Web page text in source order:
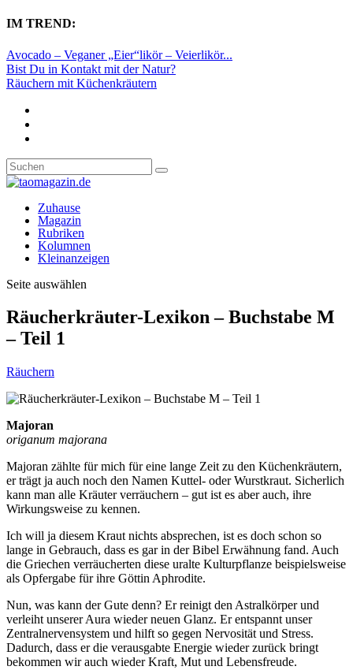
IM TREND:
Avocado – Veganer „Eier“likör – Veierlikör...
Bist Du in Kontakt mit der Natur?
Räuchern mit Küchenkräutern
Zuhause
Magazin
Rubriken
Kolumnen
Kleinanzeigen
Seite auswählen
Räucherkräuter-Lexikon – Buchstabe M
– Teil 1
Räuchern
Majoran
origanum majorana
Majoran zählte für mich für eine lange Zeit zu den Küchenkräutern,
er trägt ja auch noch den Namen Kuttel- oder Wurstkraut. Sicherlich
kann man alle Kräuter verräuchern – gut ist es aber auch, ihre
Wirkungsweise zu kennen.
Ich will ja diesem Kraut nichts absprechen, ist es doch schon so
lange in Gebrauch, dass es gar in der Bibel Erwähnung fand. Auch
die Griechen verräucherten diese uralte Kulturpflanze beispielsweise
als Opfergabe für ihre Göttin Aphrodite.
Nun, was kann der Gute denn? Er reinigt den Astralkörper und
verleiht unserer Aura wieder neuen Glanz. Er entspannt unser
Zentralnervensystem und hilft so gegen Nervosität und Stress.
Dadurch, dass er die verausgabte Energie wieder zurück bringt
bekommen wir auch wieder Kraft, Mut und Lebensfreude.